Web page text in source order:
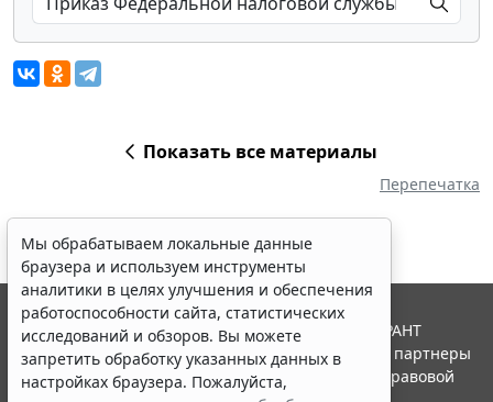
Показать все материалы
Перепечатка
Мы обрабатываем локальные данные
браузера и используем инструменты
аналитики в целях улучшения и обеспечения
работоспособности сайта, статистических
исследований и обзоров. Вы можете
запретить обработку указанных данных в
настройках браузера. Пожалуйста,
© ООО "НПП "ГАРАНТ-СЕРВИС", 2026. Система ГАРАНТ
выпускается с 1990 года. Компания "Гарант" и ее партнеры
являются участниками Российской ассоциации правовой